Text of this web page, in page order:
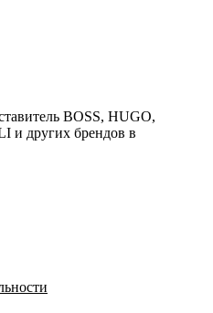
BOSS, HUGO,
и других брендов в